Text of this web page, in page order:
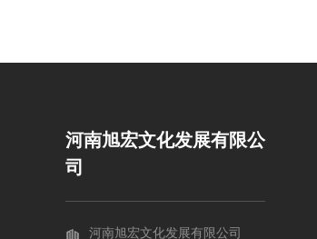
河南旭宏文化发展有限公
司
河南旭宏文化发展有限公司